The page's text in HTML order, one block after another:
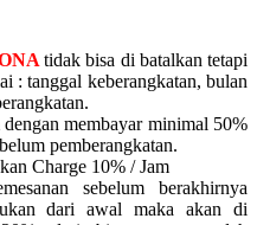
tidak bisa di batalkan tetapi
:tanggal keberangkatan, bulan
membayar minimal 50%
pemberangkatan.
Charge 10% / Jam
sebelum berakhirnya
dari awal maka akan di